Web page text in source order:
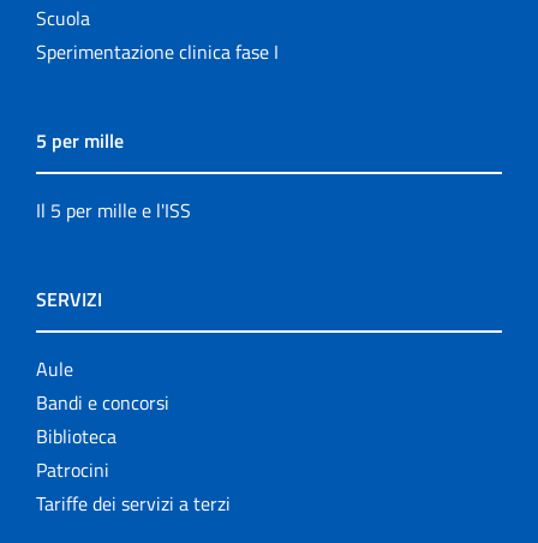
Scuola
Sperimentazione clinica fase I
5 per mille
Il 5 per mille e l'ISS
SERVIZI
Aule
Bandi e concorsi
Biblioteca
Patrocini
Tariffe dei servizi a terzi